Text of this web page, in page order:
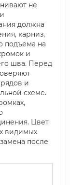
не
должна
карниз,
подъема на
и
шва. Перед
и
схеме.
Цвет
видимых
после